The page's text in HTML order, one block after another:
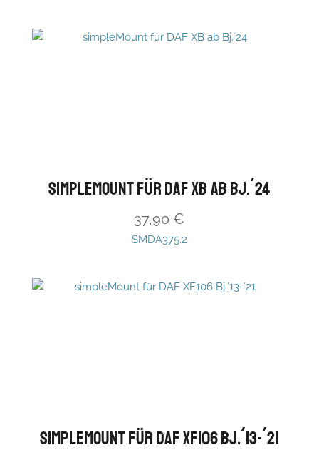
simpleMount für DAF XB ab Bj.´24
37,90 €
SMDA375.2
simpleMount für DAF XF106 Bj.´13-´21